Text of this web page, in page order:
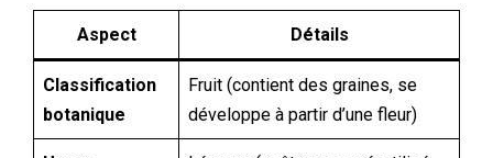
Aspect Détails
Classification
botanique
Fruit (contient des graines, se
développe à partir d’une fleur)